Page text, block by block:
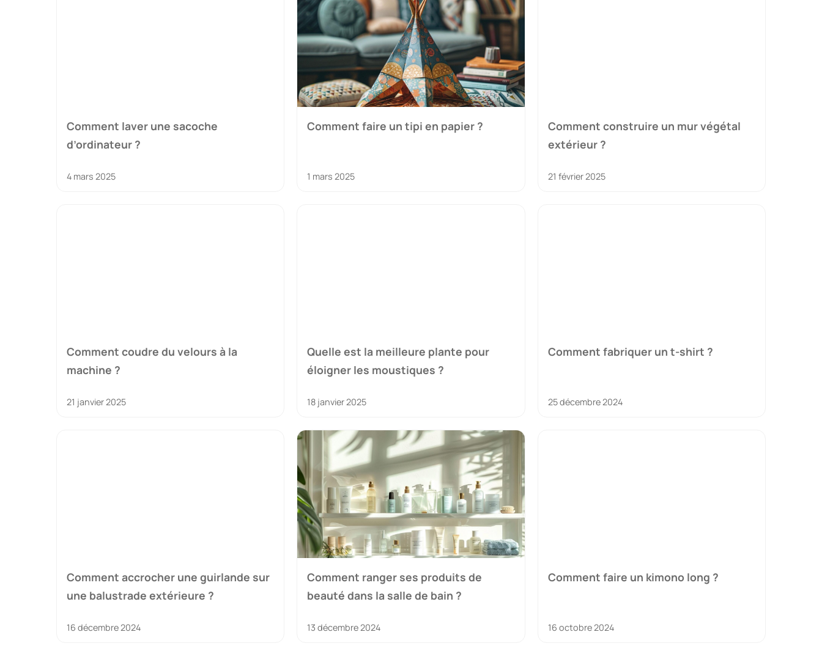
Comment laver une sacoche
d’ordinateur ?
4 mars 2025
Comment faire un tipi en papier ?
1 mars 2025
Comment construire un mur végétal
extérieur ?
21 février 2025
Comment coudre du velours à la
machine ?
21 janvier 2025
Quelle est la meilleure plante pour
éloigner les moustiques ?
18 janvier 2025
Comment fabriquer un t-shirt ?
25 décembre 2024
Comment accrocher une guirlande sur
une balustrade extérieure ?
16 décembre 2024
Comment ranger ses produits de
beauté dans la salle de bain ?
13 décembre 2024
Comment faire un kimono long ?
16 octobre 2024